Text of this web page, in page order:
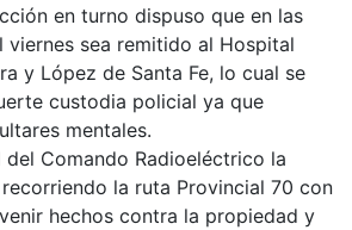
en turno dispuso que en las
viernes sea remitido al Hospital
y López de Santa Fe, lo cual se
custodia policial ya que
mentales.
Comando Radioeléctrico la
la ruta Provincial 70 con
hechos contra la propiedad y